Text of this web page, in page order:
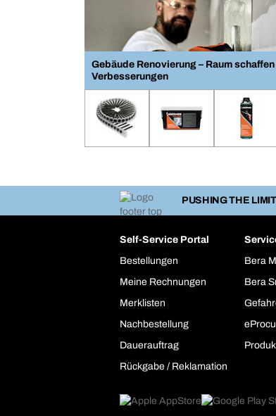
Gebäude Renovierung – Raum
Verbesserungen
PUSHING THE
Self-Service Portal
Bestellungen
Meine Rechnungen
Merklisten
Nachbestellung
Dauerauftrag
Rückgabe / Reklamation
Bera
Bera